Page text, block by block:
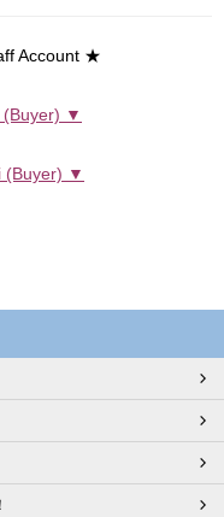
Account ★
(Buyer) ▼
(Buyer) ▼